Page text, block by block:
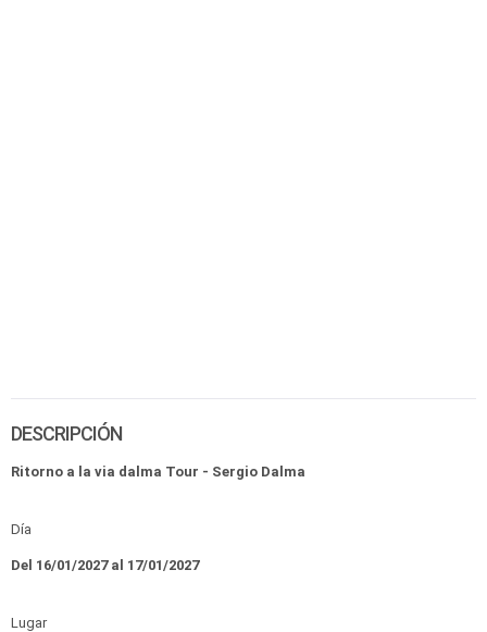
DESCRIPCIÓN
Ritorno a la via dalma Tour - Sergio Dalma
Día
Del 16/01/2027 al 17/01/2027
Lugar